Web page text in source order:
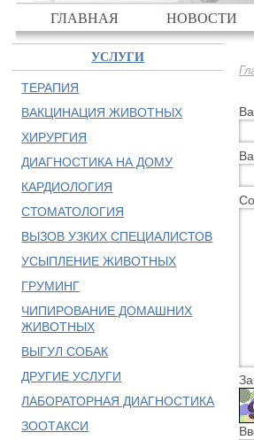
ГЛАВНАЯ НОВОСТИ
УСЛУГИ
ТЕРАПИЯ
ВАКЦИНАЦИЯ ЖИВОТНЫХ
ХИРУРГИЯ
ДИАГНОСТИКА НА ДОМУ
КАРДИОЛОГИЯ
СТОМАТОЛОГИЯ
ВЫЗОВ УЗКИХ СПЕЦИАЛИСТОВ
УСЫПЛЕНИЕ ЖИВОТНЫХ
ГРУМИНГ
ЧИПИРОВАНИЕ ДОМАШНИХ
ЖИВОТНЫХ
ВЫГУЛ СОБАК
ДРУГИЕ УСЛУГИ
ЛАБОРАТОРНАЯ ДИАГНОСТИКА
ЗООТАКСИ